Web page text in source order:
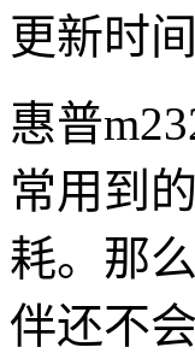
更新时间
惠普
常用到
耗。那
伴还不